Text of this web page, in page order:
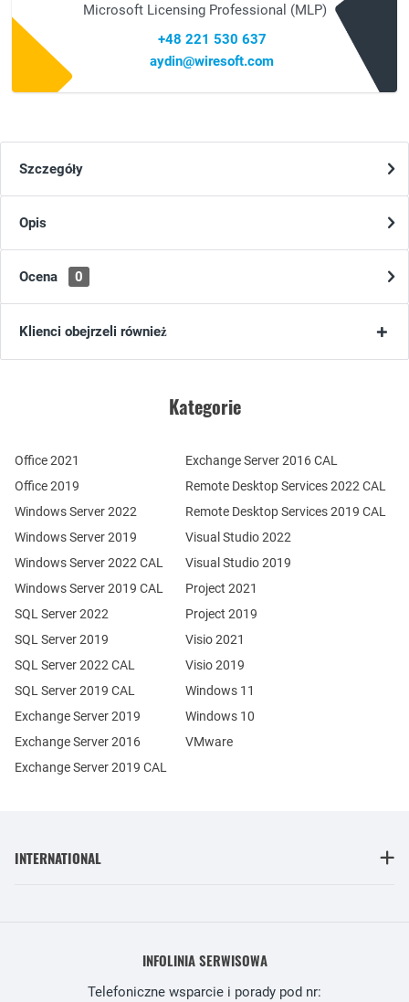
Microsoft Licensing Professional (MLP)
+48 221 530 637
aydin@wiresoft.com
Szczegóły
Opis
Ocena 0
Klienci obejrzeli również
Kategorie
Office 2021
Office 2019
Windows Server 2022
Windows Server 2019
Exchange Server 2019
Exchange Server 2016
SQL Server 2022
SQL Server 2019
Windows Server 2022 CAL
Windows Server 2019 CAL
SQL Server 2022 CAL
SQL Server 2019 CAL
Remote Desktop Services 2022 CAL
Remote Desktop Services 2019 CAL
Exchange Server 2019 CAL
Exchange Server 2016 CAL
Visual Studio 2022
Visual Studio 2019
Project 2021
Project 2019
Visio 2021
Visio 2019
Windows 11
Windows 10
VMware
INTERNATIONAL
INFOLINIA SERWISOWA
Telefoniczne wsparcie i porady pod nr: